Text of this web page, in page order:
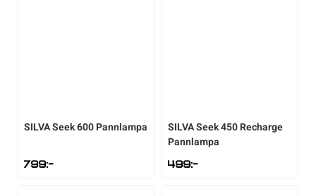
SILVASeek 600 Pannlampa
799:-
SILVASeek 450 Recharge
Pannlampa
499:-